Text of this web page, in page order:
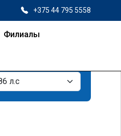
+375 44 795 5558
Филиалы